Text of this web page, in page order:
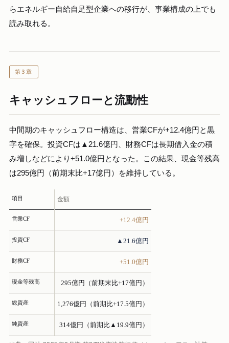
らエネルギー自給自足型企業への移行が、事業構成の上でも
読み取れる。
第3章
キャッシュフローと流動性
中間期のキャッシュフロー構造は、営業CFが+12.4億円と黒
字を確保。投資CFは▲21.6億円、財務CFは長期借入金の積
み増しなどにより+51.0億円となった。この結果、現金等残高
は295億円（前期末比+17億円）を維持している。
項目 金額
営業CF +12.4億円
投資CF ▲21.6億円
財務CF +51.0億円
現金等残高 295億円（前期末比+17億円）
総資産 1,276億円（前期比+17.5億円）
純資産 314億円（前期比▲19.9億円）